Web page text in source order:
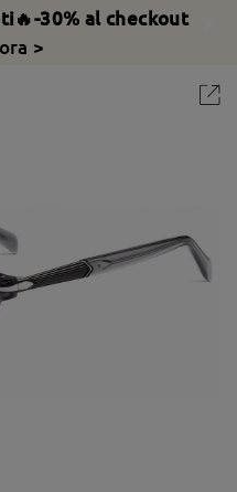
30% al checkout
>